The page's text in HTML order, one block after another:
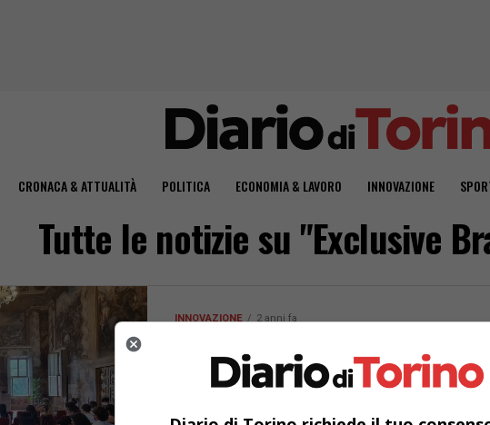
CRONACA & ATTUALITÀ POLITICA ECONOMIA & LAVORO INNOVAZIONE
Tutte le notizie su "Exclusive
INNOVAZIONE 2 anni fa
con Open Systems modello di
sostenibile